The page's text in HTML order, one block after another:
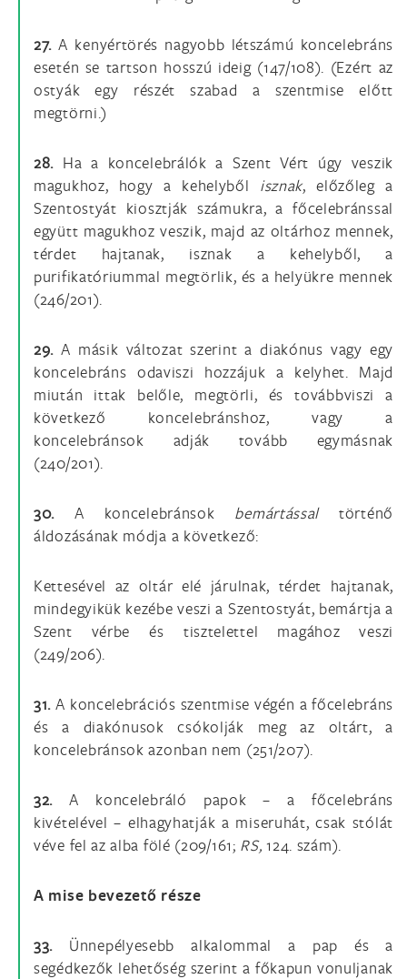
27. A kenyértörés nagyobb létszámú koncelebráns
esetén se tartson hosszú ideig (147/108). (Ezért az
ostyák egy részét szabad a szentmise előtt
megtörni.)
28. Ha a koncelebrálók a Szent Vért úgy veszik
magukhoz, hogy a kehelyből isznak, előzőleg a
Szentostyát kiosztják számukra, a főcelebránssal
együtt magukhoz veszik, majd az oltárhoz mennek,
térdet hajtanak, isznak a kehelyből, a
purifikatóriummal megtörlik, és a helyükre mennek
(246/201).
29. A másik változat szerint a diakónus vagy egy
koncelebráns odaviszi hozzájuk a kelyhet. Majd
miután ittak belőle, megtörli, és továbbviszi a
következő koncelebránshoz, vagy a
koncelebránsok adják tovább egymásnak
(240/201).
30. A koncelebránsok bemártássaltörténő
áldozásának módja a következő:
Kettesével az oltár elé járulnak, térdet hajtanak,
mindegyikük kezébe veszi a Szentostyát, bemártja a
Szent vérbe és tisztelettel magához veszi
(249/206).
31. A koncelebrációs szentmise végén a főcelebráns
és a diakónusok csókolják meg az oltárt, a
koncelebránsok azonban nem (251/207).
32. A koncelebráló papok – a főcelebráns
kivételével – elhagyhatják a miseruhát, csak stólát
véve fel az alba fölé (209/161; RS,124. szám).
A mise bevezető része
33. Ünnepélyesebb alkalommal a pap és a
segédkezők lehetőség szerint a főkapun vonuljanak